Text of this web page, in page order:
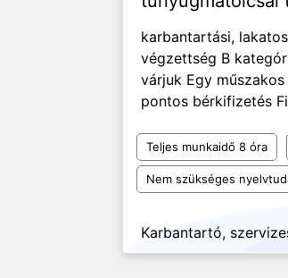
karbantartási,
végzettség B
várjuk Egy
pontos bérkifizetés
Teljes munkaidő 8 óra
Nem szükséges
Karbantartó,